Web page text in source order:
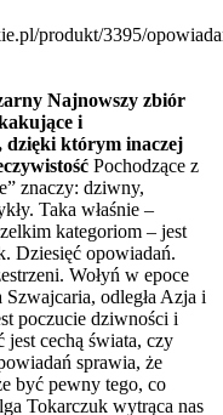
produkt/3395/
Najnowszy zbiór
i
dzięki którym inaczej
Pochodzące z
znaczy: dziwny,
Taka właśnie –
kategoriom – jest
Dziesięć opowiadań.
Wołyń w epoce
odległa Azja i
poczucie dziwności i
cechą świata, czy
sprawia, że
być pewny tego, co
Tokarczuk wytrąca nas